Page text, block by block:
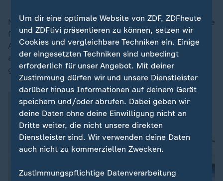
Nach dem mutmaßlichen Haupttäter, einem Polen ohne
festen Wohnsitz in Deutschland, wurde auf Basis einer
Aufnahme aus einer Überwachungskamera am Tatort
auch mit einerÖffentlichkeitsfahndungintensiv
gesucht.
Um dir eine optimale Website von ZDF, ZDFheute
und ZDFtivi präsentieren zu können, setzen wir
Cookies und vergleichbare Techniken ein. Einige
der eingesetzten Techniken sind unbedingt
erforderlich für unser Angebot. Mit deiner
Zustimmung dürfen wir und unsere Dienstleister
darüber hinaus Informationen auf deinem Gerät
speichern und/oder abrufen. Dabei geben wir
deine Daten ohne deine Einwilligung nicht an
Dritte weiter, die nicht unsere direkten
Dienstleister sind. Wir verwenden deine Daten
auch nicht zu kommerziellen Zwecken.
Zustimmungspflichtige Datenverarbeitung